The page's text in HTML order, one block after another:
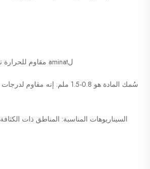
لaminat مقاوم للحرارة تحت الضغط العالي (HPL)
سُمك المادة هو 0.8-1.5 ملم. إنه
السيناريوهات المناسبة: المناطق ذات